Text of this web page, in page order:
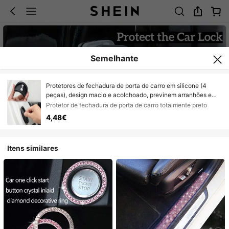
Semelhante
Protetores de fechadura de porta de carro em silicone (4
peças), design macio e acolchoado, previnem arranhões e
colisões, fechamento silencioso, acessório prático e
decorativo para o interior do carro.
Protetor de fechadura de porta de carro totalmente preto
4,48€
Itens similares